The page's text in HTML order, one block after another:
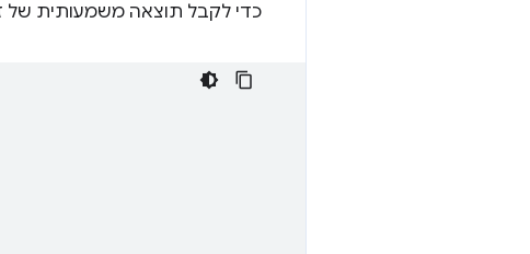
כדי לקבל תוצאה משמעותית של